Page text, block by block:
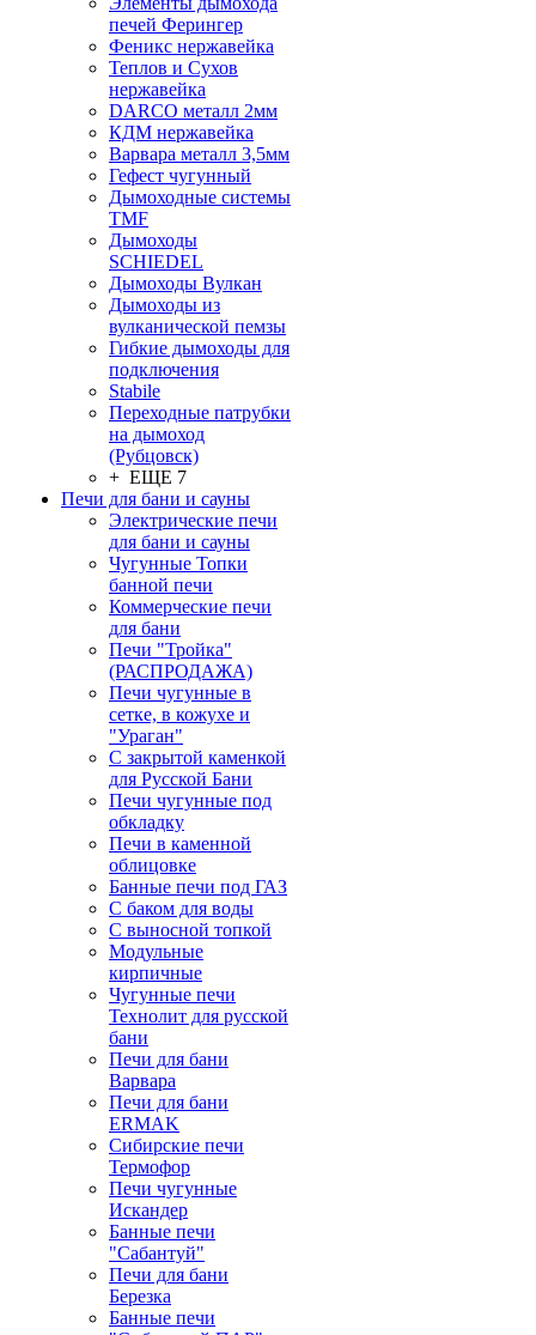
печей Ферингер
Феникс нержавейка
Теплов и Сухов
нержавейка
DARCO металл 2мм
КДМ нержавейка
Варвара металл 3,5мм
Гефест чугунный
Дымоходные системы
TMF
Дымоходы
SCHIEDEL
Дымоходы Вулкан
Дымоходы из
вулканической пемзы
Гибкие дымоходы для
подключения
Stabile
Переходные патрубки
на дымоход
(Рубцовск)
+ ЕЩЕ 7
Печи для бани и сауны
Электрические печи
для бани и сауны
Чугунные Топки
банной печи
Коммерческие печи
для бани
Печи "Тройка"
(РАСПРОДАЖА)
Печи чугунные в
сетке, в кожухе и
"Ураган"
С закрытой каменкой
для Русской Бани
Печи чугунные под
обкладку
Печи в каменной
облицовке
Банные печи под ГАЗ
С баком для воды
С выносной топкой
Модульные
кирпичные
Чугунные печи
Технолит для русской
бани
Печи для бани
Варвара
Печи для бани
ERMAK
Сибирские печи
Термофор
Печи чугунные
Искандер
Банные печи
"Сабантуй"
Печи для бани
Березка
Банные печи